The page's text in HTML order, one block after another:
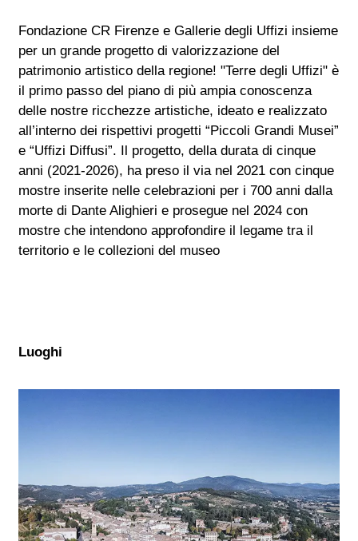
Fondazione CR Firenze e Gallerie degli Uffizi insieme
per un grande progetto di valorizzazione del
patrimonio artistico della regione! "Terre degli Uffizi" è
il primo passo del piano di più ampia conoscenza
delle nostre ricchezze artistiche, ideato e realizzato
all’interno dei rispettivi progetti “Piccoli Grandi Musei”
e “Uffizi Diffusi”. Il progetto, della durata di cinque
anni (2021-2026), ha preso il via nel 2021 con cinque
mostre inserite nelle celebrazioni per i 700 anni dalla
morte di Dante Alighieri e prosegue nel 2024 con
mostre che intendono approfondire il legame tra il
territorio e le collezioni del museo
Luoghi